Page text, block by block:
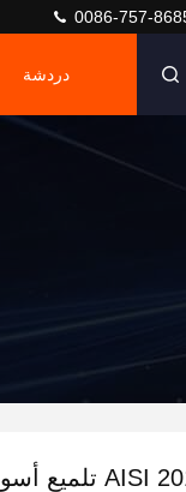
0086-757-
دردشة